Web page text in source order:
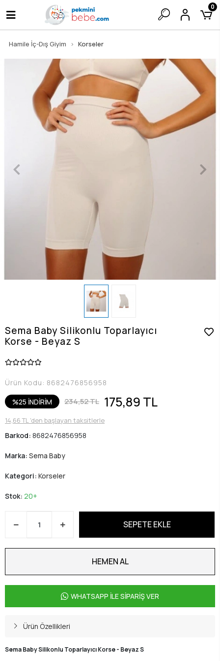
0
Hamile İç-Dış Giyim Korseler
Sema Baby Silikonlu Toparlayıcı
Korse - Beyaz S
Ürün Kodu: 8682476856958
%25 İNDİRİM 234,52 TL 175,89 TL
14,66 TL 'den başlayan taksitlerle
Barkod: 8682476856958
Marka: Sema Baby
Kategori: Korseler
Stok: 20+
SEPETE EKLE
HEMEN AL
WHATSAPP İLE SİPARİŞ VER
Ürün Özellikleri
Sema Baby Silikonlu Toparlayıcı Korse - Beyaz S